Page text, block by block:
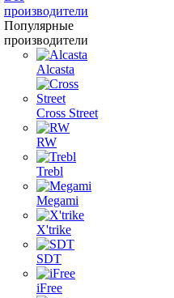
производители
Популярные
производители
Alcasta
Cross Street
RW
Trebl
Megami
X'trike
SDT
iFree